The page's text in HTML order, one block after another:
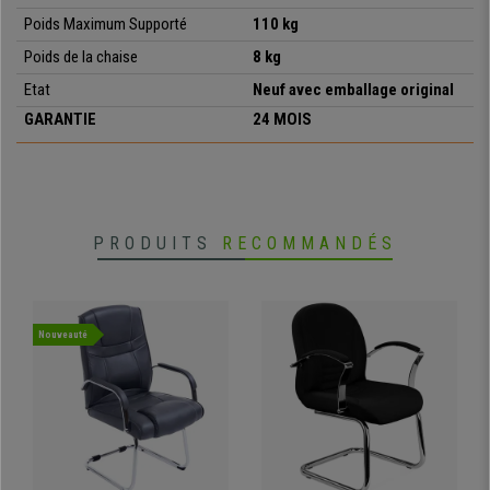
Très robuste et stable
Grand rembourrage de l'assise
• Adaptée pour une utilisation jusqu'à 4 heures par jour
•Structure métallique avec 4 pieds indépendants
Poids Maximum Supporté
110 kg
Poids de la chaise
8 kg
Etat
Neuf avec emballage original
GARANTIE
24 MOIS
PRODUITS RECOMMANDÉS
Nouveauté